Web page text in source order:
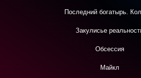
Последний богатырь.
Закулисье
Обсессия
Майкл